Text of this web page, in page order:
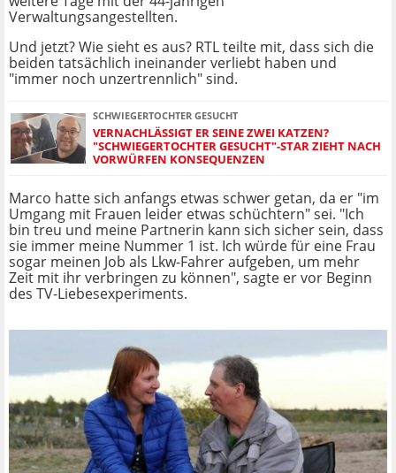
Verwaltungsangestellten.
Und jetzt? Wie sieht es aus? RTL teilte mit, dass sich die
beiden tatsächlich ineinander verliebt haben und
"immer noch unzertrennlich" sind.
SCHWIEGERTOCHTER GESUCHT
VERNACHLÄSSIGT ER SEINE ZWEI KATZEN?
"SCHWIEGERTOCHTER GESUCHT"-STAR ZIEHT NACH
VORWÜRFEN KONSEQUENZEN
Marco hatte sich anfangs etwas schwer getan, da er "im
Umgang mit Frauen leider etwas schüchtern" sei. "Ich
bin treu und meine Partnerin kann sich sicher sein, dass
sie immer meine Nummer 1 ist. Ich würde für eine Frau
sogar meinen Job als Lkw-Fahrer aufgeben, um mehr
Zeit mit ihr verbringen zu können", sagte er vor Beginn
des TV-Liebesexperiments.